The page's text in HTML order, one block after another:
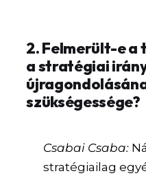
2. Felmerült-e
a stratégiai
szükségessége?
Csabai Csaba:
stratégiailag